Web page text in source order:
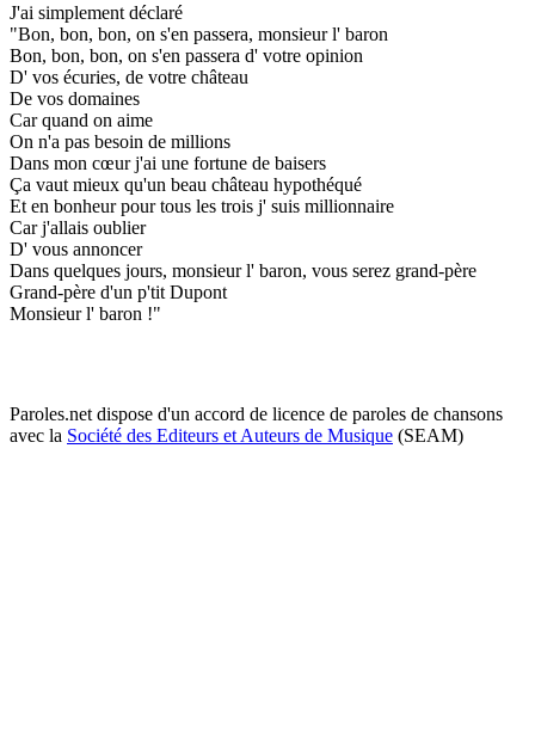
J'ai simplement déclaré
"Bon, bon, bon, on s'en passera, monsieur l' baron
Bon, bon, bon, on s'en passera d' votre opinion
D' vos écuries, de votre château
De vos domaines
Car quand on aime
On n'a pas besoin de millions
Dans mon cœur j'ai une fortune de baisers
Ça vaut mieux qu'un beau château hypothéqué
Et en bonheur pour tous les trois j' suis millionnaire
Car j'allais oublier
D' vous annoncer
Dans quelques jours, monsieur l' baron, vous serez grand-père
Grand-père d'un p'tit Dupont
Monsieur l' baron !"
Paroles.net dispose d'un accord de licence de paroles de chansons
avec la Société des Editeurs et Auteurs de Musique (SEAM)